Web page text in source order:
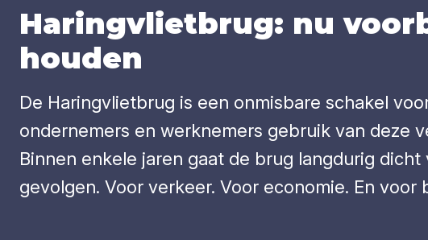
Haring­vliet­brug: nu
hou­den
De Haringvlietbrug is een onmisbare schakel
ondernemers en werknemers gebruik van deze
Binnen enkele jaren gaat de brug langdurig
gevolgen. Voor verkeer. Voor economie. En voor